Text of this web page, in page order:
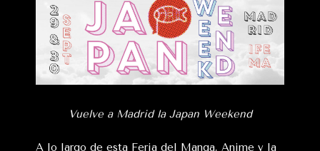
Vuelve a Madrid la Japan Weekend
A lo largo de esta Feria del Manga, Anime y la